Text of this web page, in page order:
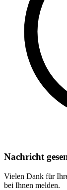
Nachricht
Vielen Dank für
bei Ihnen melden.